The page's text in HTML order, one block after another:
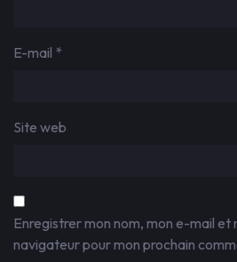
E-mail *
Site web
Enregistrer mon nom, mon e-mail et
navigateur pour mon prochain